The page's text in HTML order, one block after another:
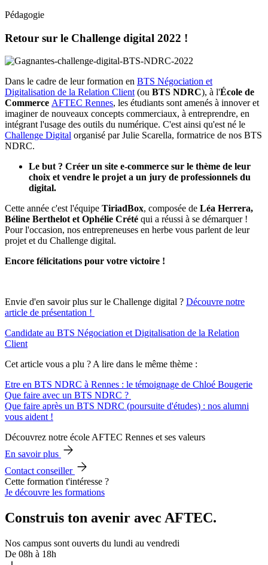
Pédagogie
Retour sur le Challenge digital 2022 !
Dans le cadre de leur formation en BTS Négociation et
Digitalisation de la Relation Client(ou BTS NDRC), à l'École de
Commerce AFTEC Rennes, les étudiants sont amenés à innover et
imaginer de nouveaux concepts commerciaux, à entreprendre, en
intégrant l'usage des outils du numérique. C'est ainsi qu'est né le
Challenge Digital organisé par Julie Scarella, formatrice de nos BTS
NDRC.
Le but ? Créer un site e-commerce sur le thème de leur
choix et vendre le projet a un jury de professionnels du
digital.
Cette année c'est l'équipe TiriadBox, composée de Léa Herrera,
Béline Berthelot et Ophélie Crété qui a réussi à se démarquer !
Pour l'occasion, nos entrepreneuses en herbe vous parlent de leur
projet et du Challenge digital.
Encore félicitations pour votre victoire !
Envie d'en savoir plus sur le Challenge digital ? Découvre notre
article de présentation !
Candidate au BTS Négociation et Digitalisation de la Relation
Client
Cet article vous a plu ? A lire dans le même thème :
Etre en BTS NDRC à Rennes : le témoignage de Chloé Bougerie
Que faire avec un BTS NDRC ?
Que faire après un BTS NDRC (poursuite d'études) : nos alumni
vous aident !
Découvrez notre école AFTEC Rennes et ses valeurs
En savoir plus
Contact conseiller
Cette formation t'intéresse ?
Je découvre les formations
Construis ton avenir avec AFTEC.
Nos campus sont ouverts du lundi au vendredi
De 08h à 18h